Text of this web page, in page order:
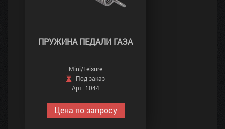
ПРУЖИНА ПЕДАЛИ ГАЗА
Mini/Leisure
Под заказ
Арт. 1044
Цена по запросу